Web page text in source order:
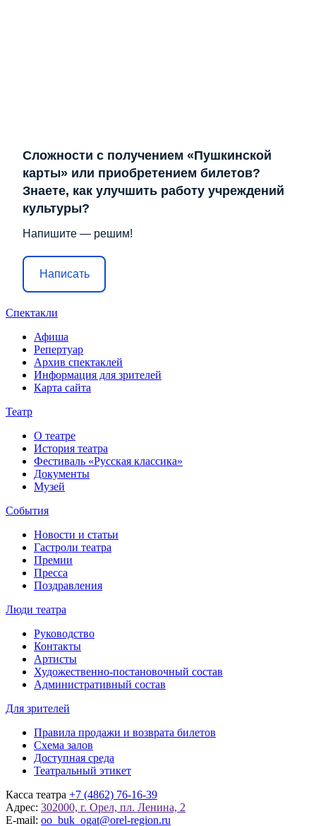
Сложности с получением «Пушкинской
карты» или приобретением билетов?
Знаете, как улучшить работу учреждений
культуры?
Напишите — решим!
Написать
Спектакли
Афиша
Репертуар
Архив спектаклей
Информация для зрителей
Карта сайта
Театр
О театре
История театра
Фестиваль «Русская классика»
Документы
Музей
События
Новости и статьи
Гастроли театра
Премии
Пресса
Поздравления
Люди театра
Руководство
Контакты
Артисты
Художественно-постановочный состав
Административный состав
Для зрителей
Правила продажи и возврата билетов
Схема залов
Доступная среда
Театральный этикет
Касса театра +7 (4862) 76-16-39
Адрес: 302000, г. Орел, пл. Ленина, 2
E-mail: oo_buk_ogat@orel-region.ru